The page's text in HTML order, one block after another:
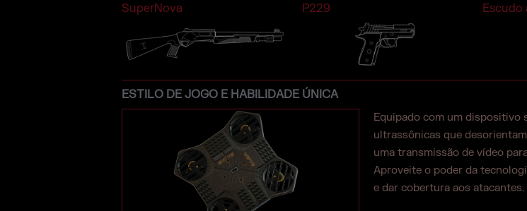
SuperNova P229 Escudo
ESTILO DE JOGO E HABILIDADE ÚNICA
Equipado com um dispositivo
ultrassônicas que
uma transmissão de vídeo
Aproveite o poder da
e dar cobertura aos atacantes.